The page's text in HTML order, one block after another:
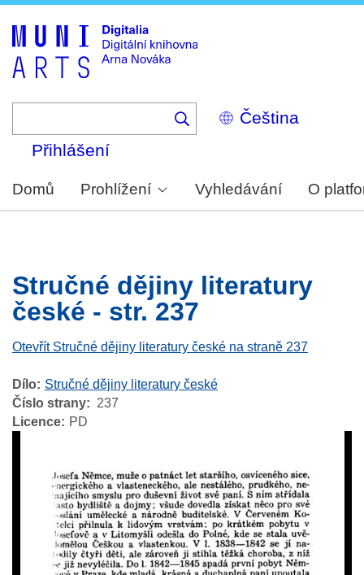
Select
your
Přihlášení
Domů Prohlížení Vyhledávání O
Stručné dějiny literatury
české - str. 237
Otevřít Stručné dějiny literatury české na straně 237
Dílo
Stručné dějiny literatury české
Číslo strany
237
Licence
PD